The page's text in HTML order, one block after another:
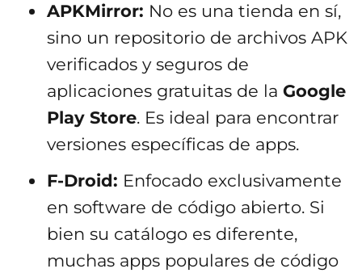
APKMirror: No es una tienda en sí,
sino un repositorio de archivos APK
verificados y seguros de
aplicaciones gratuitas de la Google
Play Store. Es ideal para encontrar
versiones específicas de apps.
F-Droid: Enfocado exclusivamente
en software de código abierto. Si
bien su catálogo es diferente,
muchas apps populares de código